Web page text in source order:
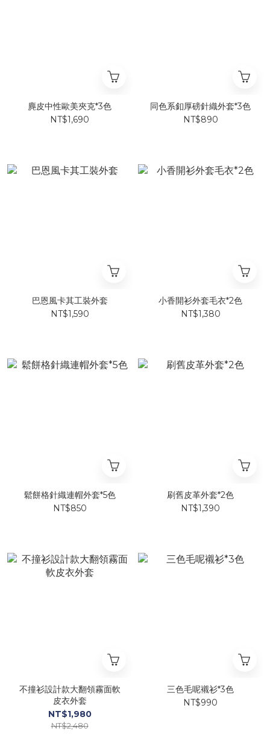
麂皮中性歐美夾克*3色
NT$1,690
同色系釦厚磅針織外套*3色
NT$890
巴恩風卡其工裝外套
NT$1,590
小香開衫外套毛衣*2色
NT$1,380
鬆餅格針織連帽外套*5色
NT$850
刷舊皮革外套*2色
NT$1,390
不撞衫設計款大翻領霧面軟
皮衣外套
NT$1,980
NT$2,480
三色毛呢襯衫*3色
NT$990